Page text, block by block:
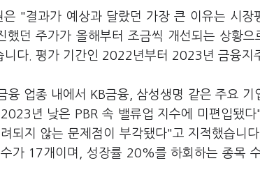
"결과가 예상과 달랐던 가장 큰 이유는 시장
했던 주가가 올해부터 조금씩 개선되는 상황
니다. 평가 기간인 2022년부터 2023년 금융지
업종 내에서 KB금융, 삼성생명 같은 주요
년 낮은 PBR 속 밸류업 지수에 미편입됐
되지 않는 문제점이 부각됐다"고 지적했습니
가 17개이며, 성장률 20%를 하회하는 종목